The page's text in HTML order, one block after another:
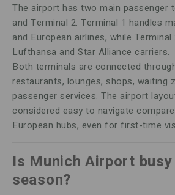
The airport has two main passenger
and Terminal 2. Terminal 1 handles
and European airlines, while
Lufthansa and Star Alliance carriers.
Both terminals are connected
restaurants, lounges, shops, waiting
passenger services. The airport
considered easy to navigate
European hubs, even for first-time
Is Munich Airport
season?